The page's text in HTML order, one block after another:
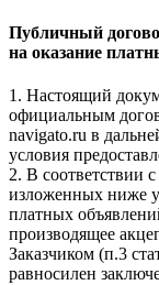
Публичный
на оказание
1. Настоящий
официальным
navigato.ru в
условия
2. В соответствии
изложенных ниже
платных
производящее
Заказчиком (п.3
равносилен